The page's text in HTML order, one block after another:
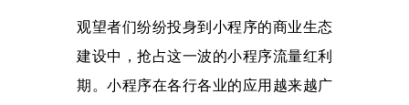
观望者们纷纷投身到小程序的商业生态
建设中，抢占这一波的小程序流量红利
期。小程序在各行各业的应用越来越广